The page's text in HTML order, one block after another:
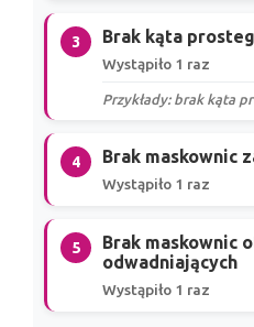
3 Brak kąta
Wystąpiło 1 raz
Przykłady: brak kąta
4 Brak maskownic
Wystąpiło 1 raz
5
Brak maskownic
odwadniających
Wystąpiło 1 raz